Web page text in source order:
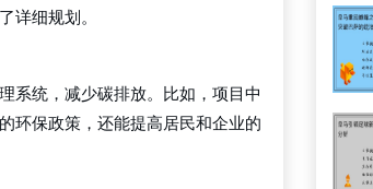
详细规划。
系统，减少碳排放。比如，项目中
环保政策，还能提高居民和企业的